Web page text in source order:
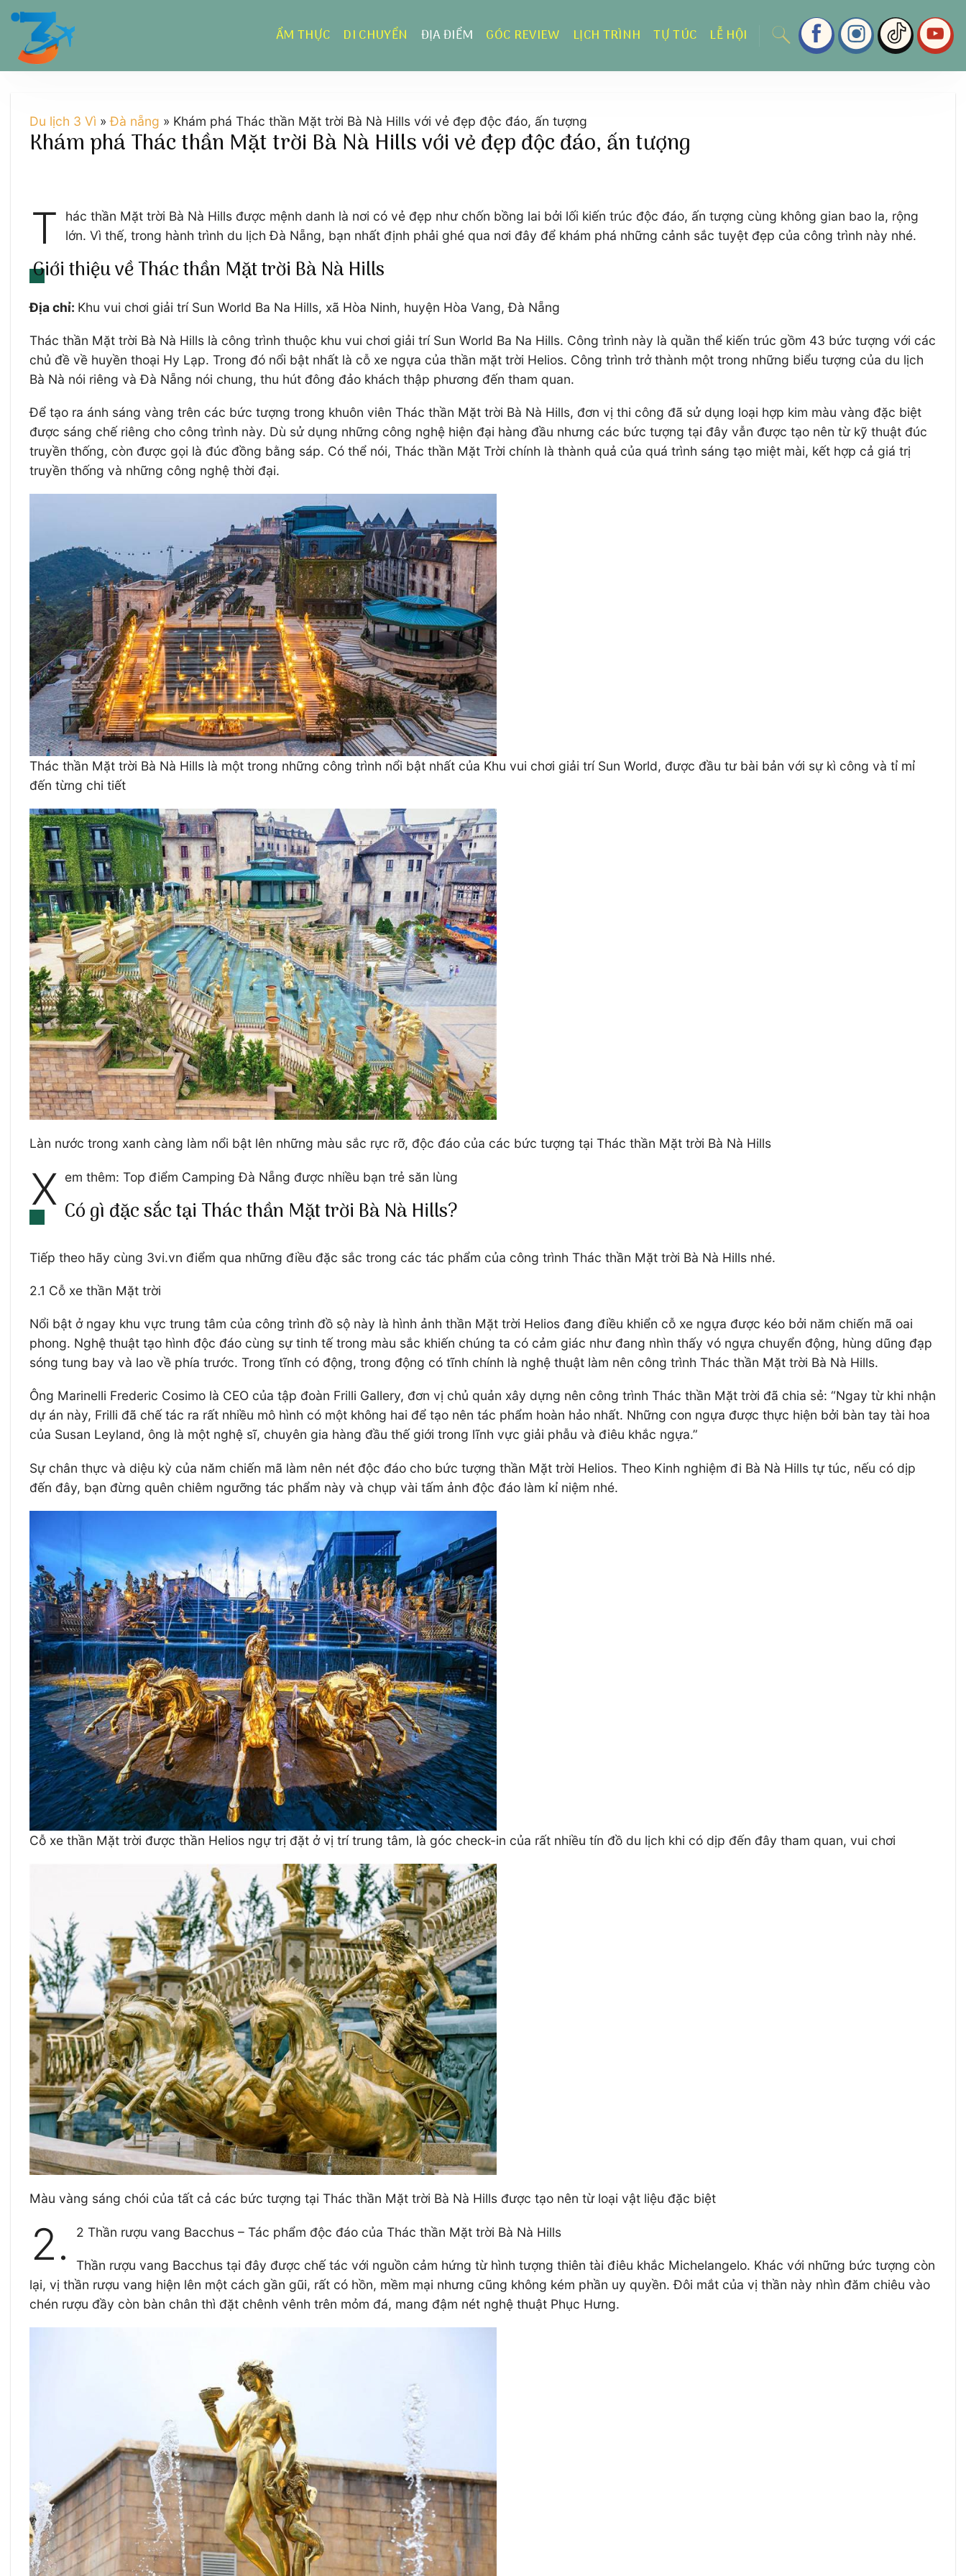
Chuyển
dung
ẨM THỰC DI CHUYỂN ĐỊA ĐIỂM GÓC REVIEW LỊCH TRÌNH TỰ TÚC LỄ HỘI
Du lịch 3 Vì »Đà nẵng » Khám phá Thác thần Mặt trời Bà Nà Hills với vẻ đẹp độc đáo, ấn tượng
Khám phá Thác thần Mặt trời Bà Nà Hills với vẻ đẹp độc đáo, ấn tượng
T
hác thần Mặt trời Bà Nà Hills được mệnh danh là nơi có vẻ đẹp như chốn bồng lai bởi lối kiến trúc độc đáo, ấn tượng cùng không gian bao la, rộng
lớn. Vì thế, trong hành trình du lịch Đà Nẵng, bạn nhất định phải ghé qua nơi đây để khám phá những cảnh sắc tuyệt đẹp của công trình này nhé.
Giới thiệu về Thác thần Mặt trời Bà Nà Hills
Địa chỉ: Khu vui chơi giải trí Sun World Ba Na Hills, xã Hòa Ninh, huyện Hòa Vang, Đà Nẵng
Thác thần Mặt trời Bà Nà Hills là công trình thuộc khu vui chơi giải trí Sun World Ba Na Hills. Công trình này là quần thể kiến trúc gồm 43 bức tượng với các
chủ đề về huyền thoại Hy Lạp. Trong đó nổi bật nhất là cỗ xe ngựa của thần mặt trời Helios. Công trình trở thành một trong những biểu tượng của du lịch
Bà Nà nói riêng và Đà Nẵng nói chung, thu hút đông đảo khách thập phương đến tham quan.
Để tạo ra ánh sáng vàng trên các bức tượng trong khuôn viên Thác thần Mặt trời Bà Nà Hills, đơn vị thi công đã sử dụng loại hợp kim màu vàng đặc biệt
được sáng chế riêng cho công trình này. Dù sử dụng những công nghệ hiện đại hàng đầu nhưng các bức tượng tại đây vẫn được tạo nên từ kỹ thuật đúc
truyền thống, còn được gọi là đúc đồng bằng sáp. Có thể nói, Thác thần Mặt Trời chính là thành quả của quá trình sáng tạo miệt mài, kết hợp cả giá trị
truyền thống và những công nghệ thời đại.
Thác thần Mặt trời Bà Nà Hills là một trong những công trình nổi bật nhất của Khu vui chơi giải trí Sun World, được đầu tư bài bản với sự kì công và tỉ mỉ
đến từng chi tiết
Làn nước trong xanh càng làm nổi bật lên những màu sắc rực rỡ, độc đáo của các bức tượng tại Thác thần Mặt trời Bà Nà Hills
X em thêm: Top điểm Camping Đà Nẵng được nhiều bạn trẻ săn lùng
Có gì đặc sắc tại Thác thần Mặt trời Bà Nà Hills?
Tiếp theo hãy cùng 3vi.vn điểm qua những điều đặc sắc trong các tác phẩm của công trình Thác thần Mặt trời Bà Nà Hills nhé.
2.1 Cỗ xe thần Mặt trời
Nổi bật ở ngay khu vực trung tâm của công trình đồ sộ này là hình ảnh thần Mặt trời Helios đang điều khiển cỗ xe ngựa được kéo bởi năm chiến mã oai
phong. Nghệ thuật tạo hình độc đáo cùng sự tinh tế trong màu sắc khiến chúng ta có cảm giác như đang nhìn thấy vó ngựa chuyển động, hùng dũng đạp
sóng tung bay và lao về phía trước. Trong tĩnh có động, trong động có tĩnh chính là nghệ thuật làm nên công trình Thác thần Mặt trời Bà Nà Hills.
Ông Marinelli Frederic Cosimo là CEO của tập đoàn Frilli Gallery, đơn vị chủ quản xây dựng nên công trình Thác thần Mặt trời đã chia sẻ: “Ngay từ khi nhận
dự án này, Frilli đã chế tác ra rất nhiều mô hình có một không hai để tạo nên tác phẩm hoàn hảo nhất. Những con ngựa được thực hiện bởi bàn tay tài hoa
của Susan Leyland, ông là một nghệ sĩ, chuyên gia hàng đầu thế giới trong lĩnh vực giải phẫu và điêu khắc ngựa.”
Sự chân thực và diệu kỳ của năm chiến mã làm nên nét độc đáo cho bức tượng thần Mặt trời Helios. Theo Kinh nghiệm đi Bà Nà Hills tự túc, nếu có dịp
đến đây, bạn đừng quên chiêm ngưỡng tác phẩm này và chụp vài tấm ảnh độc đáo làm kỉ niệm nhé.
Cỗ xe thần Mặt trời được thần Helios ngự trị đặt ở vị trí trung tâm, là góc check-in của rất nhiều tín đồ du lịch khi có dịp đến đây tham quan, vui chơi
Màu vàng sáng chói của tất cả các bức tượng tại Thác thần Mặt trời Bà Nà Hills được tạo nên từ loại vật liệu đặc biệt
2. 2 Thần rượu vang Bacchus – Tác phẩm độc đáo của Thác thần Mặt trời Bà Nà Hills
Thần rượu vang Bacchus tại đây được chế tác với nguồn cảm hứng từ hình tượng thiên tài điêu khắc Michelangelo. Khác với những bức tượng còn
lại, vị thần rượu vang hiện lên một cách gần gũi, rất có hồn, mềm mại nhưng cũng không kém phần uy quyền. Đôi mắt của vị thần này nhìn đăm chiêu vào
chén rượu đầy còn bàn chân thì đặt chênh vênh trên mỏm đá, mang đậm nét nghệ thuật Phục Hưng.